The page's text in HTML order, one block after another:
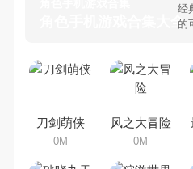
角色手机游戏合集大全
经
的
刀剑萌侠
0M
风之大冒险
0M